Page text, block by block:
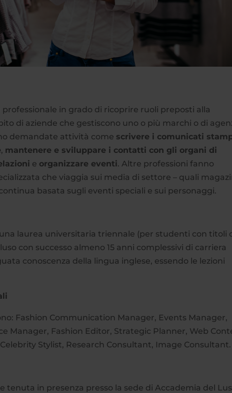
in grado di ricoprire ruoli preposti alla
di aziende che gestiscono uno o più marchi o di
demandate attività come scrivere i comunicati
, mantenere e sviluppare i contatti con gli organi di
e organizzare eventi. Altre professioni fanno
che viaggia sui media di settore – quali
basata sugli eventi speciali e sui personaggi.
laurea universitaria triennale (per studenti con titoli
con successo almeno 15 anni complessivi di carriera
conoscenza della lingua inglese, essendo le lezioni
Fashion Communication Manager, Events Manager,
Manager, Fashion Editor, Strategic Planner, Web
Stylist, Research Consultant, Image Consultant.
e tenuta in presenza presso la sede di Accademia del